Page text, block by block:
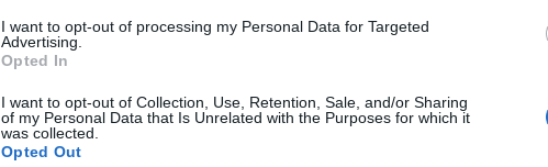
I want to opt-out of processing my Personal Data for Targeted
Advertising.
Opted In
I want to opt-out of Collection, Use, Retention, Sale, and/or Sharing
of my Personal Data that Is Unrelated with the Purposes for which it
was collected.
Opted Out